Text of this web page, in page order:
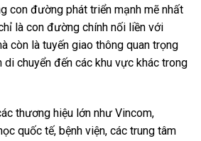
con đường phát triển mạnh mẽ nhất
là con đường chính nối liền với
còn là tuyến giao thông quan trọng
chuyển đến các khu vực khác trong
thương hiệu lớn như Vincom,
quốc tế, bệnh viện, các trung tâm